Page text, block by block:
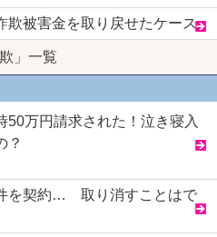
欺被害金を取り戻せたケース
欺」一覧
50万円請求された！泣き寝入
？
を契約… 取り消すことはで